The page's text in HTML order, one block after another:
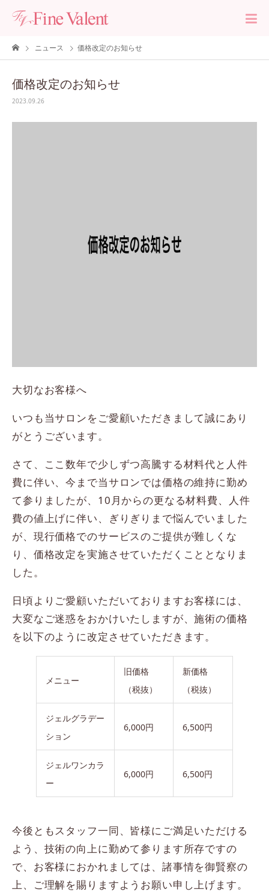
ニュース 価格改定のお知らせ
価格改定のお知らせ
2023.09.26
大切なお客様へ
いつも当サロンをご愛顧いただきまして誠にあり
がとうございます。
さて、ここ数年で少しずつ高騰する材料代と人件
費に伴い、今まで当サロンでは価格の維持に勤め
て参りましたが、10月からの更なる材料費、人件
費の値上げに伴い、ぎりぎりまで悩んでいました
が、現行価格でのサービスのご提供が難しくな
り、価格改定を実施させていただくこととなりま
した。
日頃よりご愛顧いただいておりますお客様には、
大変なご迷惑をおかけいたしますが、施術の価格
を以下のように改定させていただきます。
メニュー
旧価格
（税抜）
新価格
（税抜）
ジェルグラデー
ション
6,000円 6,500円
ジェルワンカラ
ー
6,000円 6,500円
今後ともスタッフ一同、皆様にご満足いただける
よう、技術の向上に勤めて参ります所存ですの
で、お客様におかれましては、諸事情を御賢察の
上、ご理解を賜りますようお願い申し上げます。